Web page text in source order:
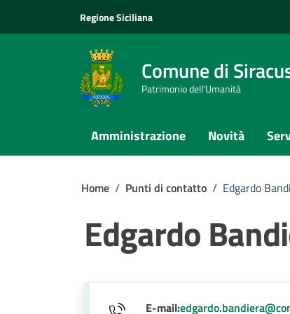
Regione Siciliana
Comune di
Patrimonio dell'Umanità
Amministrazione Novità
Home / Punti di contatto / Edgardo
Edgardo
E-mail: